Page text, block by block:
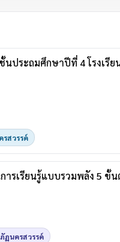
ระถมศึกษาปีที่ 4 โรงเรี
รสวรรค์
ารเรียนรู้แบบรวมพลัง 5
ฏนครสวรรค์